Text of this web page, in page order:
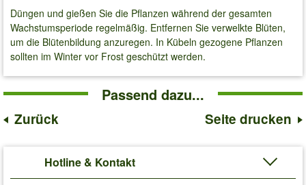
Düngen und gießen Sie die Pflanzen während der gesamten
Wachstumsperiode regelmäßig. Entfernen Sie verwelkte Blüten,
um die Blütenbildung anzuregen. In Kübeln gezogene Pflanzen
sollten im Winter vor Frost geschützt werden.
Passend dazu...
Zurück Seite drucken
Hotline & Kontakt